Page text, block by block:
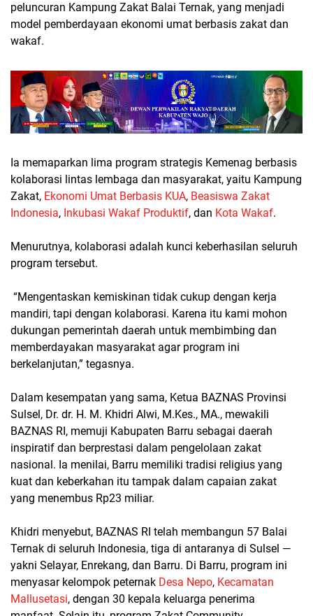
peluncuran Kampung Zakat Balai Ternak, yang menjadi
model pemberdayaan ekonomi umat berbasis zakat dan
wakaf.
Ia memaparkan lima program strategis Kemenag berbasis
kolaborasi lintas lembaga dan masyarakat, yaitu Kampung
Zakat, Ekonomi Umat Berbasis KUA, Beasiswa Zakat
Indonesia, Inkubasi Wakaf Produktif, dan Kota Wakaf.
Menurutnya, kolaborasi adalah kunci keberhasilan seluruh
program tersebut.
“Mengentaskan kemiskinan tidak cukup dengan kerja
mandiri, tapi dengan kolaborasi. Karena itu kami mohon
dukungan pemerintah daerah untuk membimbing dan
memberdayakan masyarakat agar program ini
berkelanjutan,” tegasnya.
Dalam kesempatan yang sama, Ketua BAZNAS Provinsi
Sulsel, Dr. dr. H. M. Khidri Alwi, M.Kes., MA., mewakili
BAZNAS RI, memuji Kabupaten Barru sebagai daerah
inspiratif dan berprestasi dalam pengelolaan zakat
nasional. Ia menilai, Barru memiliki tradisi religius yang
kuat dan keberkahan itu tampak dalam capaian zakat
yang menembus Rp23 miliar.
Khidri menyebut, BAZNAS RI telah membangun 57 Balai
Ternak di seluruh Indonesia, tiga di antaranya di Sulsel —
yakni Selayar, Enrekang, dan Barru. Di Barru, program ini
menyasar kelompok peternak Desa Nepo, Kecamatan
Mallusetasi, dengan 30 kepala keluarga penerima